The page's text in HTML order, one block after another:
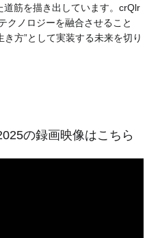
道筋を描き出しています。crQlr
クノロジーを融合させること
き方”として実装する未来を切り
の録画映像はこちら